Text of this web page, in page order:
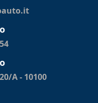
A - 10100